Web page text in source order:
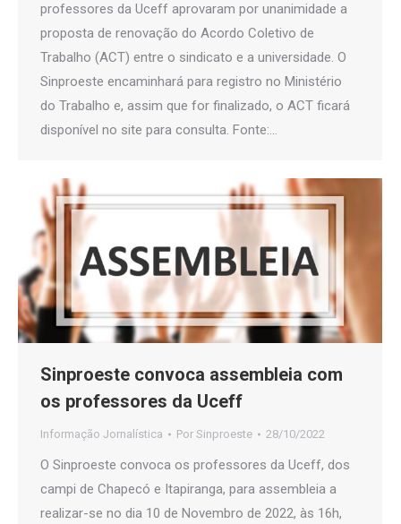
professores da Uceff aprovaram por unanimidade a
proposta de renovação do Acordo Coletivo de
Trabalho (ACT) entre o sindicato e a universidade. O
Sinproeste encaminhará para registro no Ministério
do Trabalho e, assim que for finalizado, o ACT ficará
disponível no site para consulta. Fonte:…
Sinproeste convoca assembleia com
os professores da Uceff
Informação Jornalística Por Sinproeste 28/10/2022
O Sinproeste convoca os professores da Uceff, dos
campi de Chapecó e Itapiranga, para assembleia a
realizar-se no dia 10 de Novembro de 2022, às 16h,